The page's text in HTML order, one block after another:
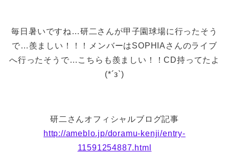
毎日暑いですね…研二さんが甲子園球場に行ったそう
で…羨ましい！！！メンバーはSOPHIAさんのライブ
へ行ったそうで…こちらも羨ましい！！CD持ってたよ
(*´з`)
研二さんオフィシャルブログ記事
http://ameblo.jp/doramu-kenji/entry-
11591254887.html